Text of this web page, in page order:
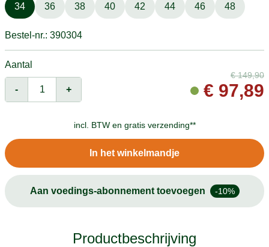
34 36 38 40 42 44 46 48
Bestel-nr.: 390304
Aantal
- +
€149,90
€ 97,89
incl. BTW en gratis verzending**
In het winkelmandje
Aan voedings-abonnement toevoegen -10%
Productbeschrijving